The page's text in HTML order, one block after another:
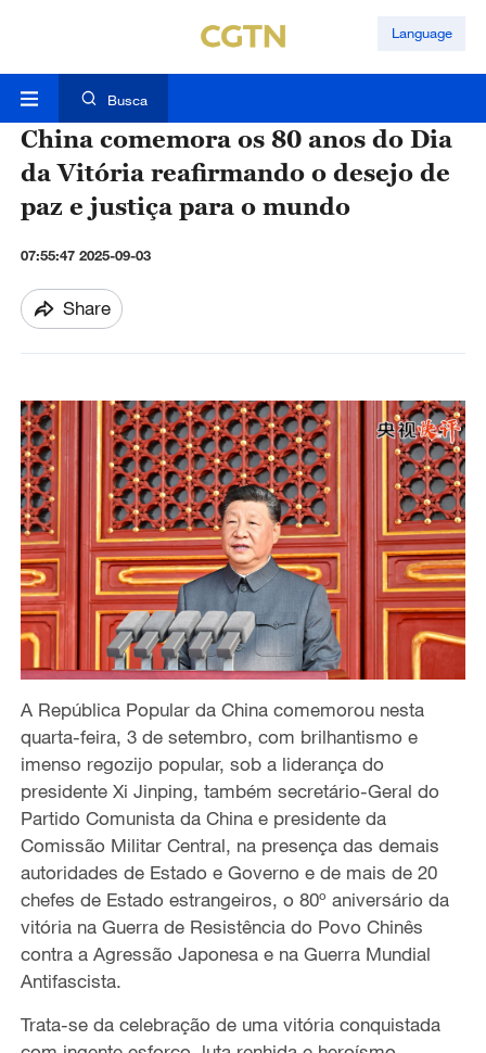
Language
Busca
China comemora os 80 anos do Dia
da Vitória reafirmando o desejo de
paz e justiça para o mundo
07:55:47 2025-09-03
Share
A República Popular da China comemorou nesta
quarta-feira, 3 de setembro, com brilhantismo e
imenso regozijo popular, sob a liderança do
presidente Xi Jinping, também secretário-Geral do
Partido Comunista da China e presidente da
Comissão Militar Central, na presença das demais
autoridades de Estado e Governo e de mais de 20
chefes de Estado estrangeiros, o 80º aniversário da
vitória na Guerra de Resistência do Povo Chinês
contra a Agressão Japonesa e na Guerra Mundial
Antifascista.
Trata-se da celebração de uma vitória conquistada